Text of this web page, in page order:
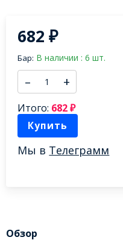
682₽
Бар: В наличии : 6 шт.
– +
Итого: 682₽
Купить
Мы в Телеграмм
Обзор